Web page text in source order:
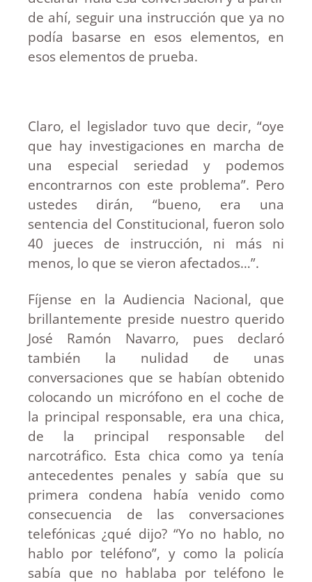
de ahí, seguir una instrucción que ya no
podía basarse en esos elementos, en
esos elementos de prueba.
Claro, el legislador tuvo que decir, “oye
que hay investigaciones en marcha de
una especial seriedad y podemos
encontrarnos con este problema”. Pero
ustedes dirán, “bueno, era una
sentencia del Constitucional, fueron solo
40 jueces de instrucción, ni más ni
menos, lo que se vieron afectados…”.
Fíjense en la Audiencia Nacional, que
brillantemente preside nuestro querido
José Ramón Navarro, pues declaró
también la nulidad de unas
conversaciones que se habían obtenido
colocando un micrófono en el coche de
la principal responsable, era una chica,
de la principal responsable del
narcotráfico. Esta chica como ya tenía
antecedentes penales y sabía que su
primera condena había venido como
consecuencia de las conversaciones
telefónicas ¿qué dijo? “Yo no hablo, no
hablo por teléfono”, y como la policía
sabía que no hablaba por teléfono le